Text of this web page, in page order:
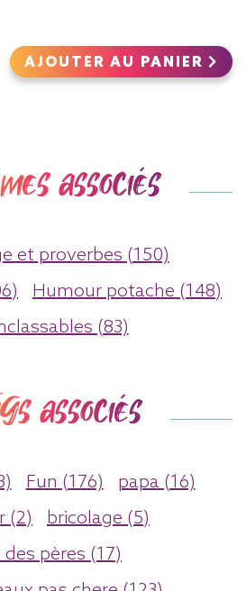
AJOUTER AU PANIER
associés
et proverbes (150)
Humour potache (148)
(83)
associés
Fun (176)
papa (16)
(2)
bricolage (5)
pères (17)